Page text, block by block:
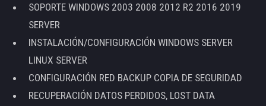
SOPORTE WINDOWS 2003 2008 2012 R2 2016 2019
SERVER
INSTALACIÓN/CONFIGURACIÓN WINDOWS SERVER
LINUX SERVER
CONFIGURACIÓN RED BACKUP COPIA DE SEGURIDAD
RECUPERACIÓN DATOS PERDIDOS, LOST DATA